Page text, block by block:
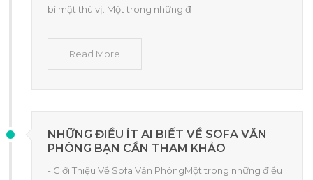
bí mật thú vị. Một trong những đ
Read More
NHỮNG ĐIỀU ÍT AI BIẾT VỀ SOFA VĂN
PHÒNG BẠN CẦN THAM KHẢO
- Giới Thiệu Về Sofa Văn PhòngMột trong những điều